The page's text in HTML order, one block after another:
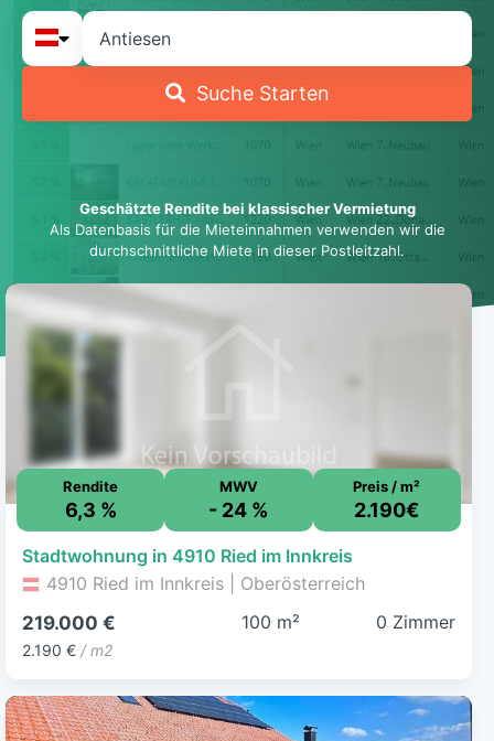
Suche Starten
Geschätzte Rendite bei klassischer Vermietung
Als Datenbasis für die Mieteinnahmen verwenden wir die
durchschnittliche Miete in dieser Postleitzahl.
Rendite
6,3 %
MWV
- 24 %
Preis / m²
2.190€
Stadtwohnung in 4910 Ried im Innkreis
4910 Ried im Innkreis | Oberösterreich
219.000 €
2.190 € / m2
100 m² 0 Zimmer